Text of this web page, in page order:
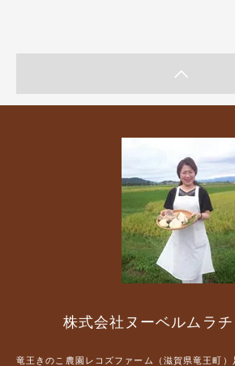
株式会社ヌーベルムラ
竜王きのこ農園レコズファーム（滋賀県竜王町）